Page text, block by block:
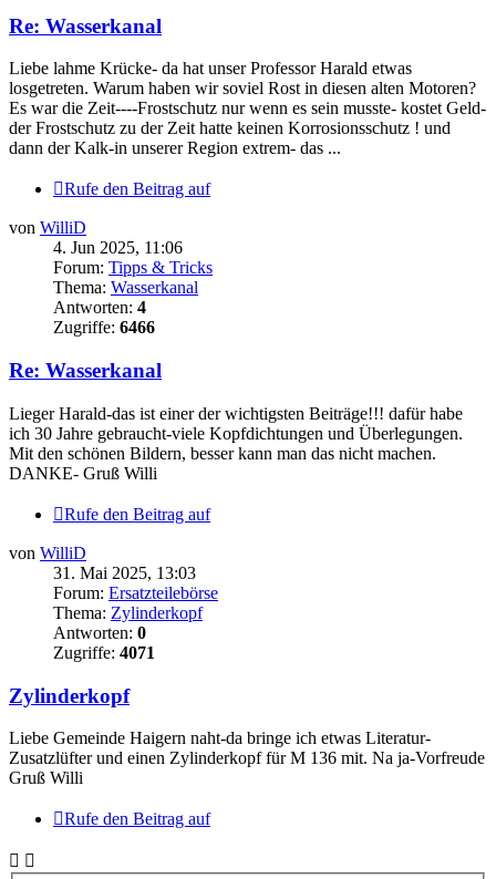
Re: Wasserkanal
Liebe lahme Krücke- da hat unser Professor Harald etwas
losgetreten. Warum haben wir soviel Rost in diesen alten Motoren?
Es war die Zeit----Frostschutz nur wenn es sein musste- kostet Geld-
der Frostschutz zu der Zeit hatte keinen Korrosionsschutz ! und
dann der Kalk-in unserer Region extrem- das ...
Rufe den Beitrag auf
von WilliD
4. Jun 2025, 11:06
Forum: Tipps & Tricks
Thema: Wasserkanal
Antworten: 4
Zugriffe: 6466
Re: Wasserkanal
Lieger Harald-das ist einer der wichtigsten Beiträge!!! dafür habe
ich 30 Jahre gebraucht-viele Kopfdichtungen und Überlegungen.
Mit den schönen Bildern, besser kann man das nicht machen.
DANKE- Gruß Willi
Rufe den Beitrag auf
von WilliD
31. Mai 2025, 13:03
Forum: Ersatzteilebörse
Thema: Zylinderkopf
Antworten: 0
Zugriffe: 4071
Zylinderkopf
Liebe Gemeinde Haigern naht-da bringe ich etwas Literatur-
Zusatzlüfter und einen Zylinderkopf für M 136 mit. Na ja-Vorfreude
Gruß Willi
Rufe den Beitrag auf